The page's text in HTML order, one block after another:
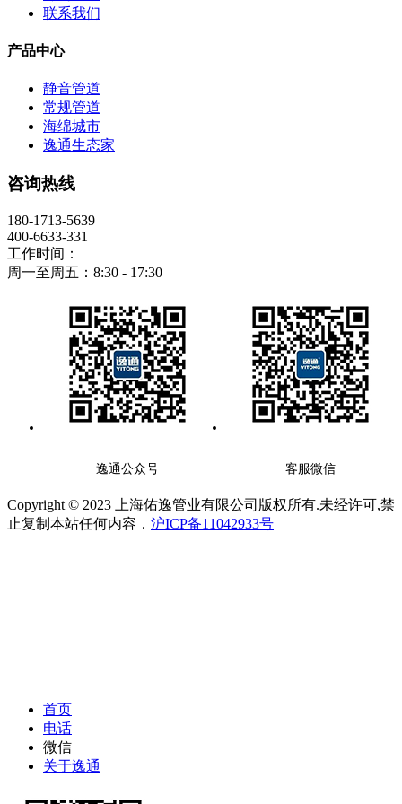
联系我们
产品中心
静音管道
常规管道
海绵城市
逸通生态家
咨询热线
180-1713-5639
400-6633-331
工作时间：
周一至周五：8:30 - 17:30
逸通公众号 客服微信
Copyright © 2023 上海佑逸管业有限公司版权所有.未经许可,禁
止复制本站任何内容． 沪ICP备11042933号
首页
电话
微信
关于逸通